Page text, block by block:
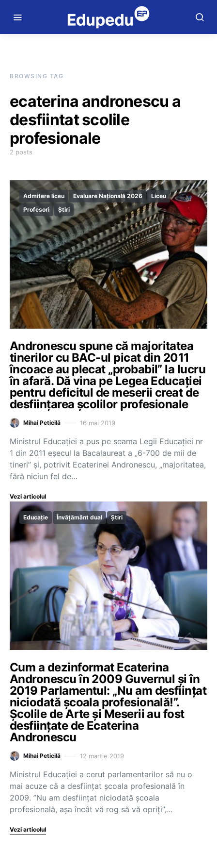
BROWSING TAG
ecaterina andronescu a
desfiintat scolile
profesionale
2 posts
Admitere liceu Evaluare Națională 2026
Liceu
Profesori
Știri
Andronescu spune că majoritatea
tinerilor cu BAC-ul picat din 2011
încoace au plecat „probabil” la lucru
în afară. Dă vina pe Legea Educaţiei
pentru deficitul de meserii creat de
desfiinţarea şcolilor profesionale
Mihai Peticilă 16 mai 2019
Ministrul Educaţiei a pus pe seama Legii Educaţiei nr
1 din 2011 eşecul la Bacalaureat a „6-700 de mii de
tineri” şi, potrivit Ecaterinei Andronescu, „majoritatea,
fără niciun fel de…
Vezi articolul
Educație Învățământ dual Știri
Cum a dezinformat Ecaterina
Andronescu în 2009 Guvernul și în
2019 Parlamentul: „Nu am desființat
niciodată şcoala profesională!”.
Școlile de Arte și Meserii au fost
desființate de Ecaterina
Andronescu
Mihai Peticilă 12 martie 2019
Ministrul Educației a cerut parlamentarilor să nu o
mai acuze că a desființat școala profesională în
2009. ”Nu am desființat niciodată școala
profesională, așa încât vă rog să vă opriți”,…
Vezi articolul